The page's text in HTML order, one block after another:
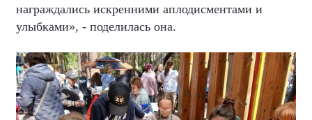
награждались искренними аплодисментами и
улыбками», - поделилась она.